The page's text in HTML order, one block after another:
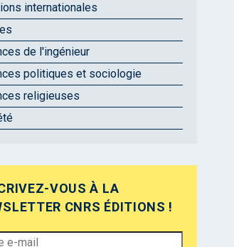
internationales
de l'ingénieur
politiques et sociologie
religieuses
VOUS À LA
CNRS ÉDITIONS !